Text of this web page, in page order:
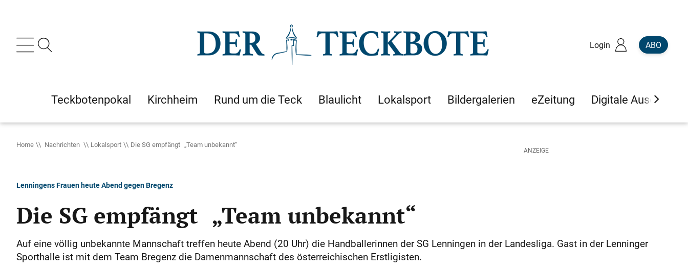
Login ABO
Teckbotenpokal Kirchheim Rund um die Teck Blaulicht Lokalsport Bildergalerien eZeitung Digitale Ausgaben
Home Nachrichten Lokalsport Die SG empfängt „Team unbekannt“
Lenningens Frauen heute Abend gegen Bregenz
Die SG empfängt „Team unbekannt“
Auf eine völlig unbekannte Mannschaft treffen heute Abend (20 Uhr) die Handballerinnen der SG Lenningen in der Landesliga. Gast in der Lenninger
Sporthalle ist mit dem Team Bregenz die Damenmannschaft des österreichischen Erstligisten.